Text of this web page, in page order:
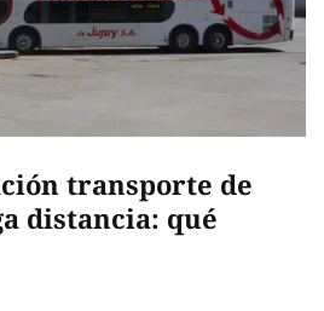
transporte de
distancia: qué